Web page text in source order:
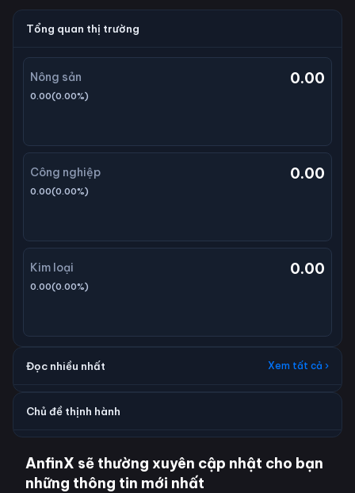
Tổng quan thị trường
Nông sản 0.00
0.00(0.00%)
Công nghiệp 0.00
0.00(0.00%)
Kim loại 0.00
0.00(0.00%)
Đọc nhiều nhất Xem tất cả ›
Chủ đề thịnh hành
AnfinX sẽ thường xuyên cập nhật cho bạn
những thông tin mới nhất